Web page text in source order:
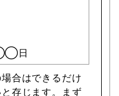
日
合はできるだけ
存じます。まず